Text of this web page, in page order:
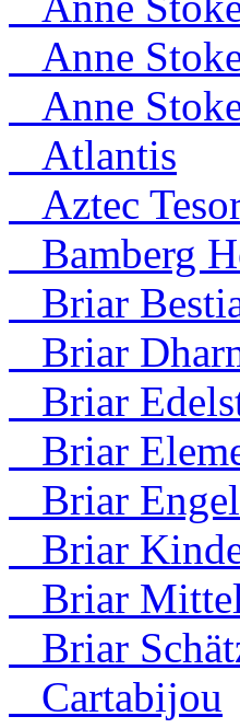
Anne
Anne
Atlantis
Aztec
Bamberg
Briar
Briar
Briar
Briar
Briar
Briar
Briar
Briar
Cartabijou